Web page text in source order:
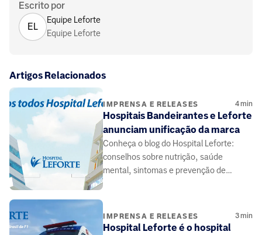
Escrito por
EL
Equipe Leforte
Equipe Leforte
Artigos Relacionados
IMPRENSA E RELEASES 4min
Hospitais Bandeirantes e Leforte
anunciam unificação da marca
Conheça o blog do Hospital Leforte:
conselhos sobre nutrição, saúde
mental, sintomas e prevenção de
IMPRENSA E RELEASES 3min
Hospital Leforte é o hospital